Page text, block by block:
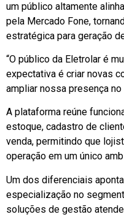
um público altamente
pela Mercado Fone,
estratégica para geração
“O público da Eletrolar é
expectativa é criar novas
ampliar nossa presença no
A plataforma reúne
estoque, cadastro de
venda, permitindo que
operação em um único
Um dos diferenciais
especialização no
soluções de gestão